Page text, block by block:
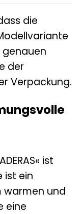
die
genauen
der
Verpackung.
ist
ist ein
warmen und
eine